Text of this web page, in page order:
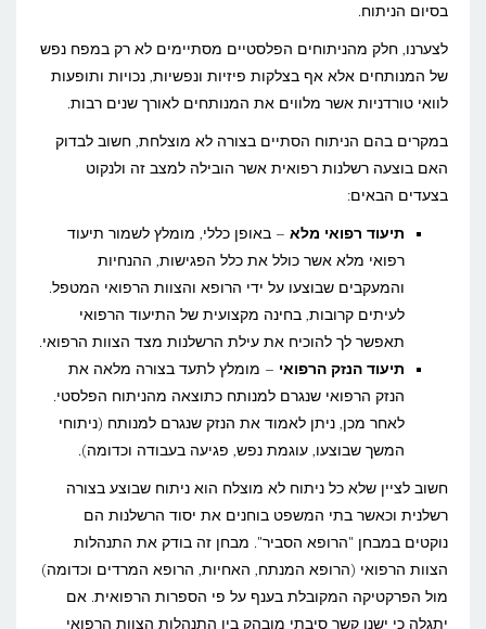
בסיום הניתוח.
לצערנו, חלק מהניתוחים הפלסטיים מסתיימים לא רק במפח נפש
של המנותחים אלא אף בצלקות פיזיות ונפשיות, נכויות ותופעות
לוואי טורדניות אשר מלווים את המנותחים לאורך שנים רבות.
במקרים בהם הניתוח הסתיים בצורה לא מוצלחת, חשוב לבדוק
האם בוצעה רשלנות רפואית אשר הובילה למצב זה ולנקוט
בצעדים הבאים:
תיעוד רפואי מלא – באופן כללי, מומלץ לשמור תיעוד
רפואי מלא אשר כולל את כלל הפגישות, ההנחיות
והמעקבים שבוצעו על ידי הרופא והצוות הרפואי המטפל.
לעיתים קרובות, בחינה מקצועית של התיעוד הרפואי
תאפשר לך להוכיח את עילת הרשלנות מצד הצוות הרפואי.
תיעוד הנזק הרפואי – מומלץ לתעד בצורה מלאה את
הנזק הרפואי שנגרם למנותח כתוצאה מהניתוח הפלסטי.
לאחר מכן, ניתן לאמוד את הנזק שנגרם למנותח (ניתוחי
המשך שבוצעו, עוגמת נפש, פגיעה בעבודה וכדומה).
חשוב לציין שלא כל ניתוח לא מוצלח הוא ניתוח שבוצע בצורה
רשלנית וכאשר בתי המשפט בוחנים את יסוד הרשלנות הם
נוקטים במבחן "הרופא הסביר". מבחן זה בודק את התנהלות
הצוות הרפואי (הרופא המנתח, האחיות, הרופא המרדים וכדומה)
מול הפרקטיקה המקובלת בענף על פי הספרות הרפואית. אם
יתגלה כי ישנו קשר סיבתי מובהק בין התנהלות הצוות הרפואי